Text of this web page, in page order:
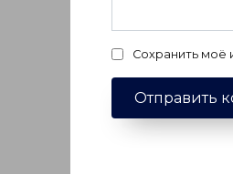
Сохранить моё